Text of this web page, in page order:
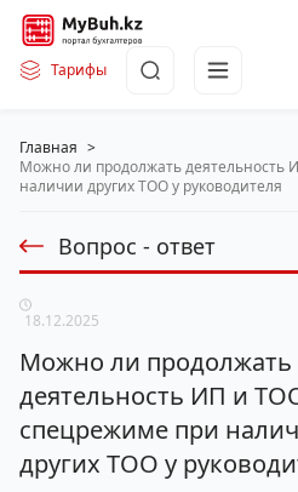
Тарифы
Главная >
Можно ли продолжать
наличии других ТОО у руководителя
Вопрос - ответ
18.12.2025
Можно ли продолжать
деятельность ИП и
спецрежиме при
других ТОО у